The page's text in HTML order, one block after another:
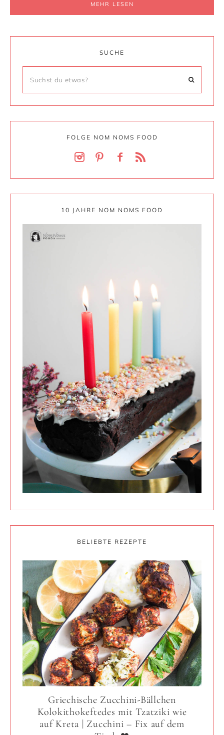
MEHR LESEN
SUCHE
FOLGE NOM NOMS FOOD
10 JAHRE NOM NOMS FOOD
BELIEBTE REZEPTE
Griechische Zucchini-Bällchen
Kolokithokeftedes mit Tzatziki wie
auf Kreta | Zucchini – Fix auf dem